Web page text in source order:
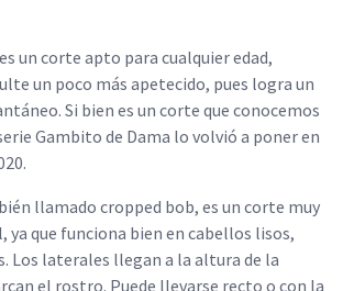
un corte apto para cualquier edad,
un poco más apetecido, pues logra un
Si bien es un corte que conocemos
Gambito de Dama lo volvió a poner en
llamado cropped bob, es un corte muy
ya que funciona bien en cabellos lisos,
Los laterales llegan a la altura de la
el rostro. Puede llevarse recto o con la